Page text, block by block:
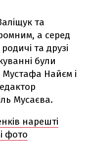
та
а серед
та друзі
були
Мустафа Найєм і
Мусаєва.
нарешті
фото